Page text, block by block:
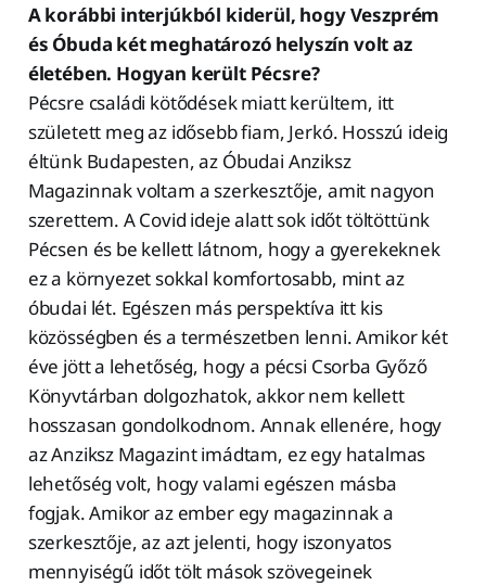
A korábbi interjúkból kiderül, hogy Veszprém
és Óbuda két meghatározó helyszín volt az
életében. Hogyan került Pécsre?
Pécsre családi kötődések miatt kerültem, itt
született meg az idősebb fiam, Jerkó. Hosszú ideig
éltünk Budapesten, az Óbudai Anziksz
Magazinnak voltam a szerkesztője, amit nagyon
szerettem. A Covid ideje alatt sok időt töltöttünk
Pécsen és be kellett látnom, hogy a gyerekeknek
ez a környezet sokkal komfortosabb, mint az
óbudai lét. Egészen más perspektíva itt kis
közösségben és a természetben lenni. Amikor két
éve jött a lehetőség, hogy a pécsi Csorba Győző
Könyvtárban dolgozhatok, akkor nem kellett
hosszasan gondolkodnom. Annak ellenére, hogy
az Anziksz Magazint imádtam, ez egy hatalmas
lehetőség volt, hogy valami egészen másba
fogjak. Amikor az ember egy magazinnak a
szerkesztője, az azt jelenti, hogy iszonyatos
mennyiségű időt tölt mások szövegeinek